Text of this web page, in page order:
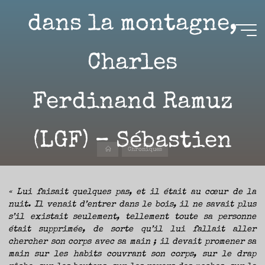
contenu
Aire(s)
Libre(s)
L’ENVIE
CURIOSITÉ
L’ORIGINE
SUR
L’ACTUALITÉ
LITTÉRAIRE
SANS
COURIR
EN
APRÈS
LES
NOUVEAUTÉS.
S’AUTORISER
LES
CHEMINS
dans la montagne,
Charles
Ferdinand Ramuz
(LGF) – Sébastien
Sébastien
AccueilChroniques
« Lui faisait quelques pas, et il était au cœur de la
nuit. Il venait d’entrer dans le bois, il ne savait plus
s’il existait seulement, tellement toute sa personne
était supprimée, de sorte qu’il lui fallait aller
chercher son corps avec sa main ; il devait promener sa
main sur les habits couvrant son corps, sur le drap